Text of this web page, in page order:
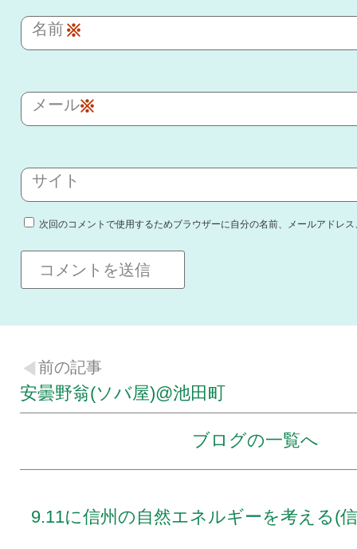
名前 ※
メール※
サイト
次回のコメントで使用するためブラウザーに自分の名前、メールアドレ
前の記事
安曇野翁(ソバ屋)@池田町
ブログの一覧へ
9.11に信州の自然エネルギーを考える(